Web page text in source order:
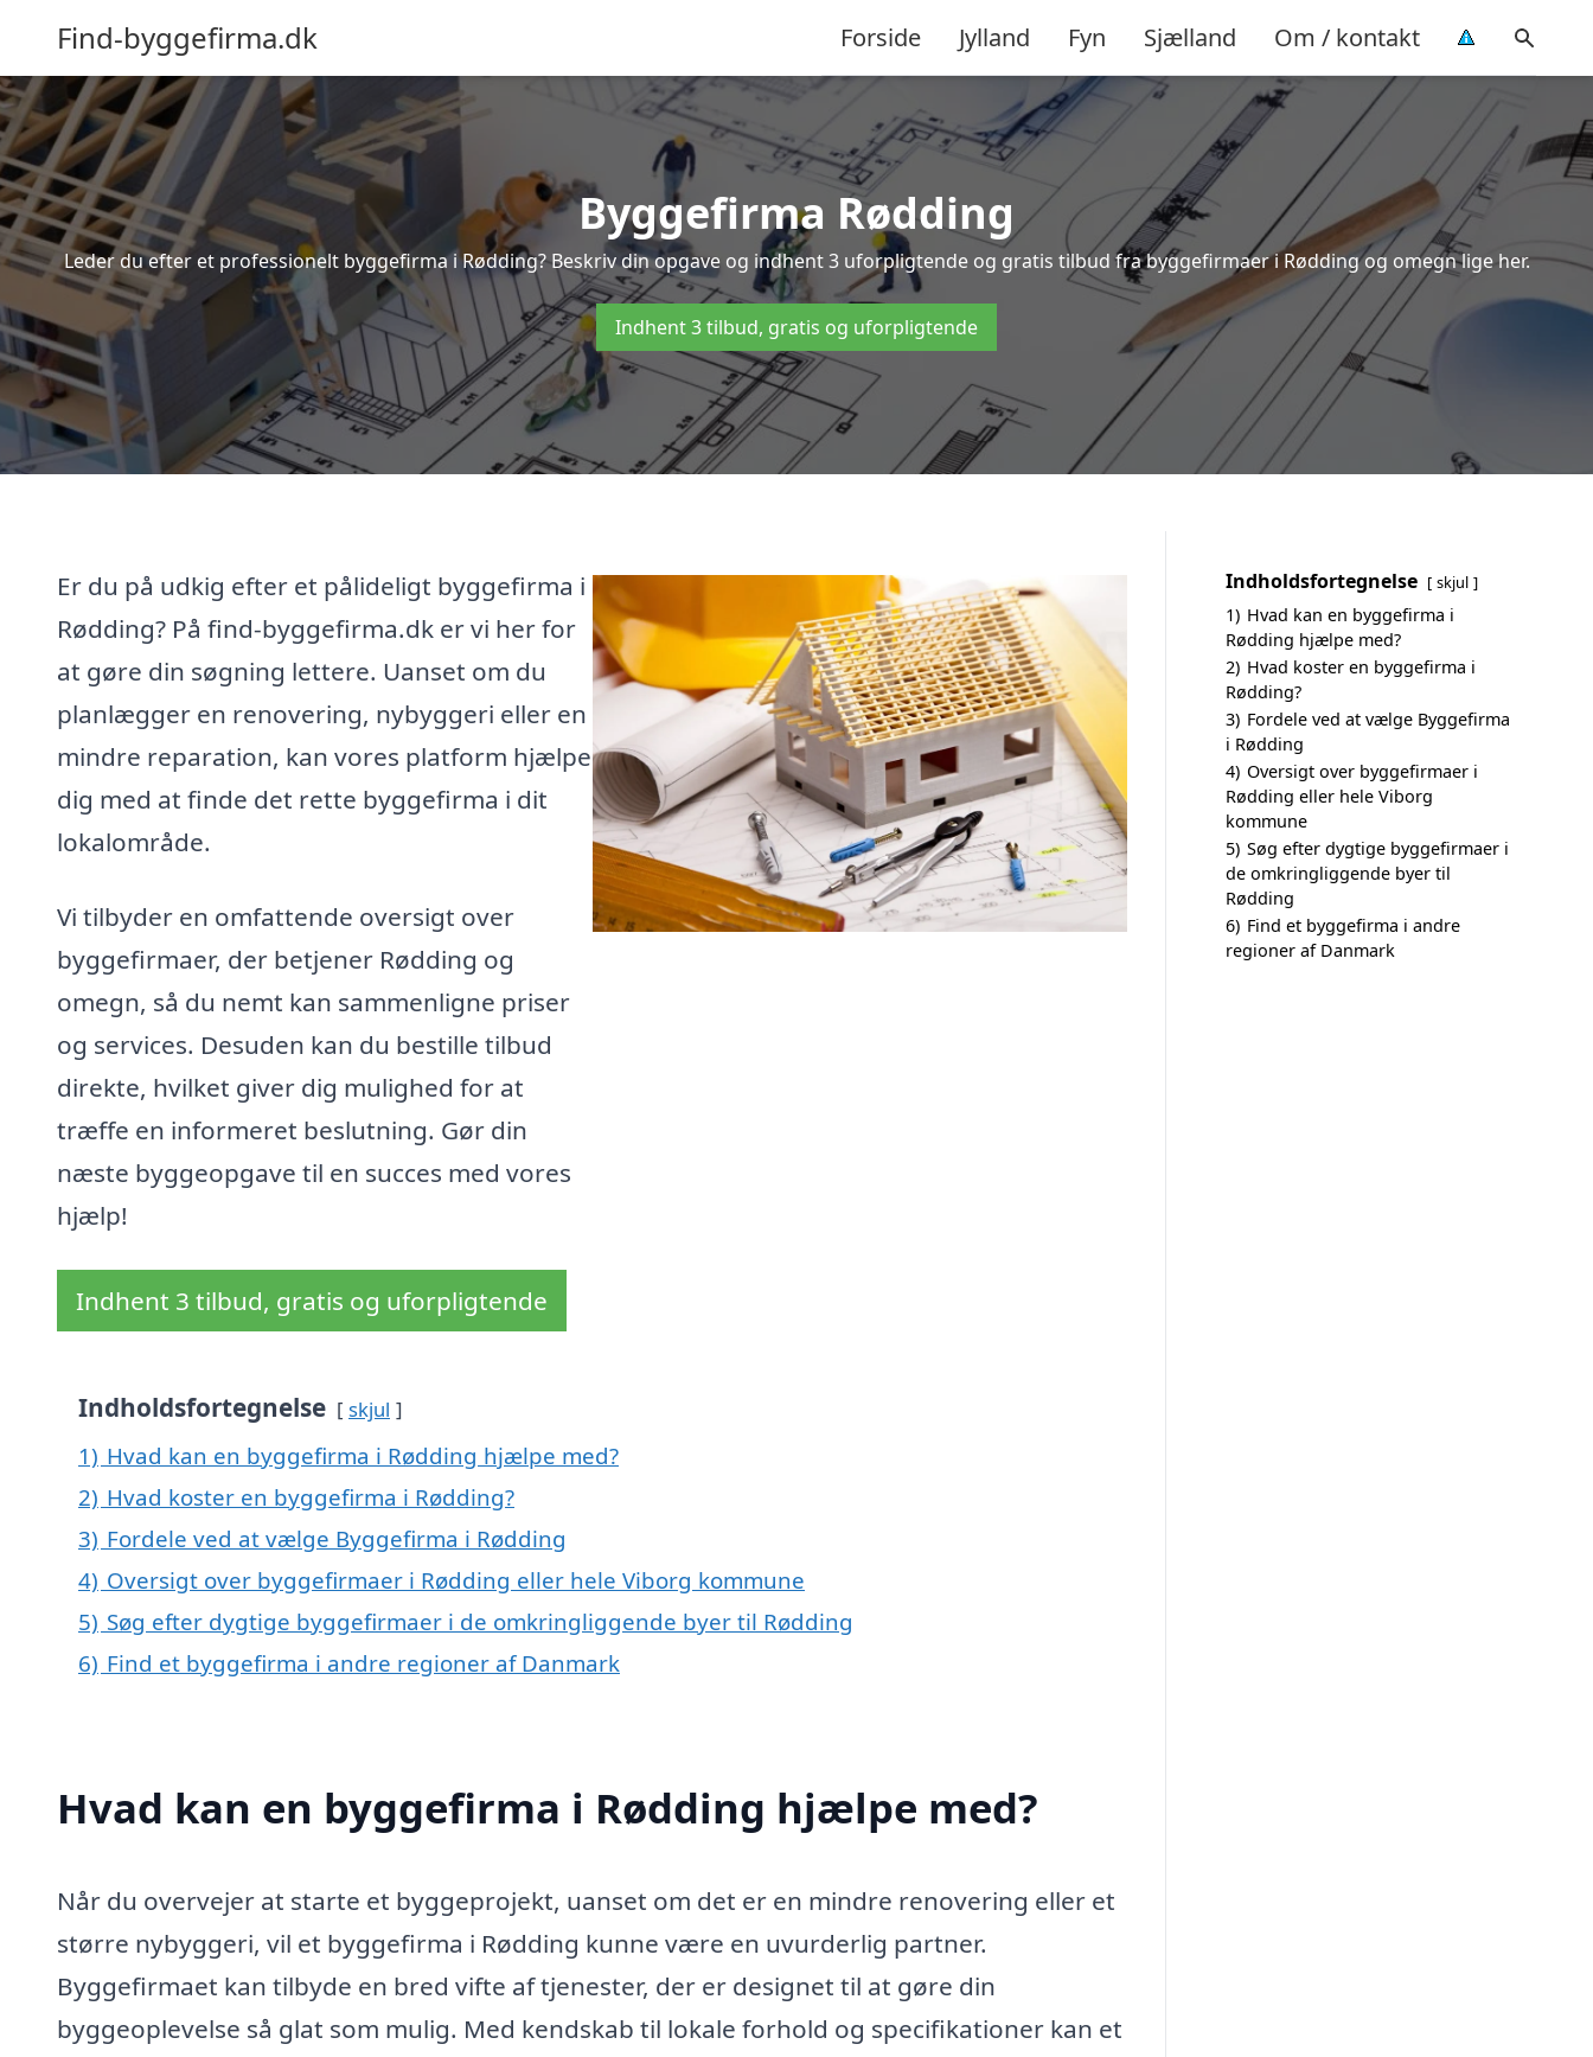
Find-byggefirma.dk Forside Jylland Fyn Sjælland Om / kontakt
Byggefirma Rødding
Leder du efter et professionelt byggefirma i Rødding? Beskriv din opgave og indhent 3 uforpligtende og gratis tilbud fra byggefirmaer i Rødding og omegn lige her.
Indhent 3 tilbud, gratis og uforpligtende
Er du på udkig efter et pålideligt byggefirma i
Rødding? På find-byggefirma.dk er vi her for
at gøre din søgning lettere. Uanset om du
planlægger en renovering, nybyggeri eller en
mindre reparation, kan vores platform hjælpe
dig med at finde det rette byggefirma i dit
lokalområde.
Vi tilbyder en omfattende oversigt over
byggefirmaer, der betjener Rødding og
omegn, så du nemt kan sammenligne priser
og services. Desuden kan du bestille tilbud
direkte, hvilket giver dig mulighed for at
træffe en informeret beslutning. Gør din
næste byggeopgave til en succes med vores
hjælp!
Indhent 3 tilbud, gratis og uforpligtende
Indholdsfortegnelse skjul
1) Hvad kan en byggefirma i Rødding hjælpe med?
2) Hvad koster en byggefirma i Rødding?
3) Fordele ved at vælge Byggefirma i Rødding
4) Oversigt over byggefirmaer i Rødding eller hele Viborg kommune
5) Søg efter dygtige byggefirmaer i de omkringliggende byer til Rødding
6) Find et byggefirma i andre regioner af Danmark
Hvad kan en byggefirma i Rødding hjælpe med?
Når du overvejer at starte et byggeprojekt, uanset om det er en mindre renovering eller et
større nybyggeri, vil et byggefirma i Rødding kunne være en uvurderlig partner.
Byggefirmaet kan tilbyde en bred vifte af tjenester, der er designet til at gøre din
byggeoplevelse så glat som mulig. Med kendskab til lokale forhold og specifikationer kan et
Indholdsfortegnelse skjul
1) Hvad kan en byggefirma i
Rødding hjælpe med?
2) Hvad koster en byggefirma i
Rødding?
3) Fordele ved at vælge Byggefirma
i Rødding
4) Oversigt over byggefirmaer i
Rødding eller hele Viborg
kommune
5) Søg efter dygtige byggefirmaer i
de omkringliggende byer til
Rødding
6) Find et byggefirma i andre
regioner af Danmark